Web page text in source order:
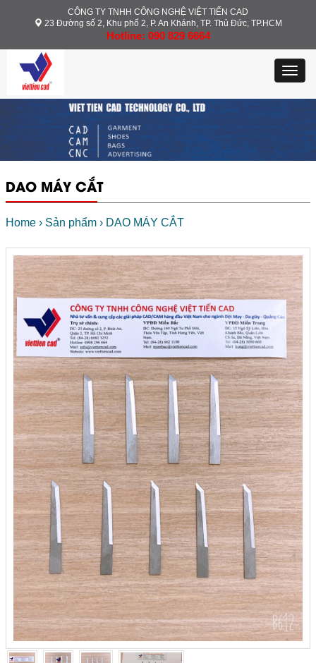
CÔNG TY TNHH CÔNG NGHỆ VIỆT TIẾN CAD
23 Đường số 2, Khu phố 2, P. An Khánh, TP. Thủ Đức, TP.HCM
Hotline: 090 829 6664
DAO MÁY CẮT
Home › Sản phẩm › DAO MÁY CẮT